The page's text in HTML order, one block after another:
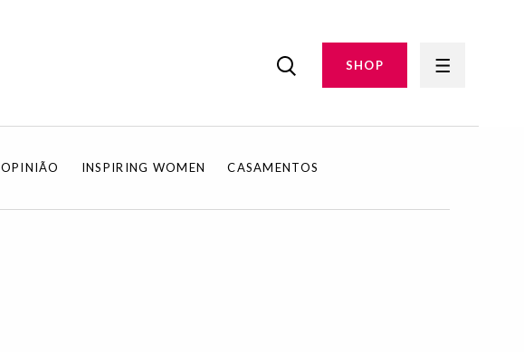
SHOP
OPINIÃO INSPIRING WOMEN CASAMENTOS